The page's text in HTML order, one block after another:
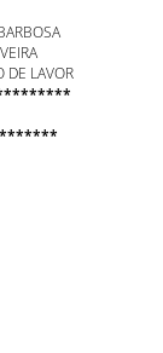
DE LAVOR